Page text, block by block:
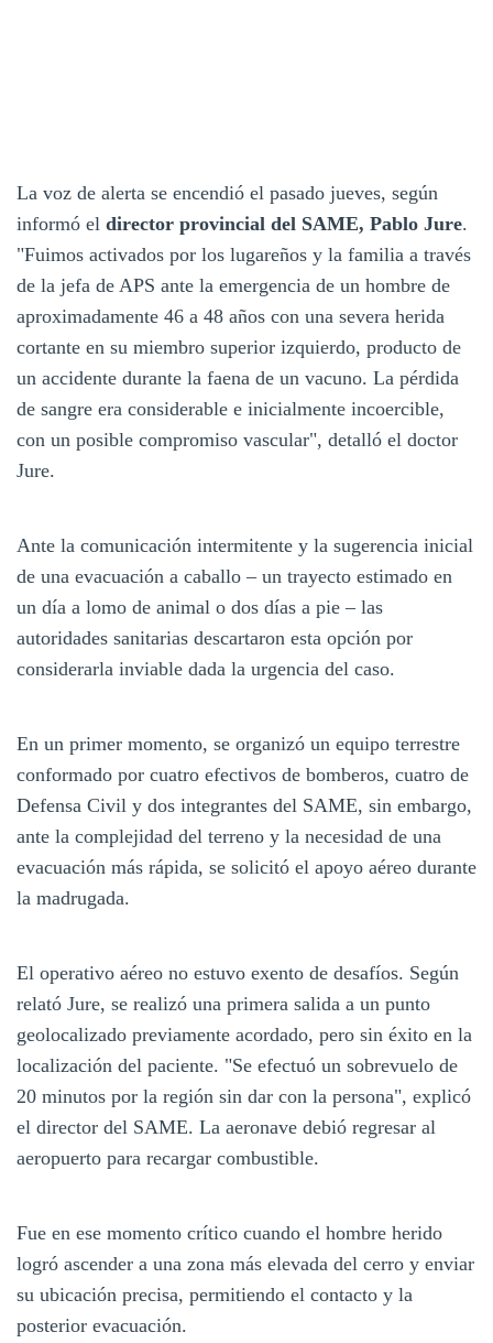
La voz de alerta se encendió el pasado jueves, según
informó el director provincial del SAME, Pablo Jure.
"Fuimos activados por los lugareños y la familia a través
de la jefa de APS ante la emergencia de un hombre de
aproximadamente 46 a 48 años con una severa herida
cortante en su miembro superior izquierdo, producto de
un accidente durante la faena de un vacuno. La pérdida
de sangre era considerable e inicialmente incoercible,
con un posible compromiso vascular", detalló el doctor
Jure.
Ante la comunicación intermitente y la sugerencia inicial
de una evacuación a caballo – un trayecto estimado en
un día a lomo de animal o dos días a pie – las
autoridades sanitarias descartaron esta opción por
considerarla inviable dada la urgencia del caso.
En un primer momento, se organizó un equipo terrestre
conformado por cuatro efectivos de bomberos, cuatro de
Defensa Civil y dos integrantes del SAME, sin embargo,
ante la complejidad del terreno y la necesidad de una
evacuación más rápida, se solicitó el apoyo aéreo durante
la madrugada.
El operativo aéreo no estuvo exento de desafíos. Según
relató Jure, se realizó una primera salida a un punto
geolocalizado previamente acordado, pero sin éxito en la
localización del paciente. "Se efectuó un sobrevuelo de
20 minutos por la región sin dar con la persona", explicó
el director del SAME. La aeronave debió regresar al
aeropuerto para recargar combustible.
Fue en ese momento crítico cuando el hombre herido
logró ascender a una zona más elevada del cerro y enviar
su ubicación precisa, permitiendo el contacto y la
posterior evacuación.